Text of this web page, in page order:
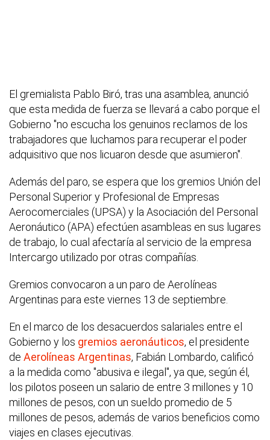
El gremialista Pablo Biró, tras una asamblea, anunció
que esta medida de fuerza se llevará a cabo porque el
Gobierno "no escucha los genuinos reclamos de los
trabajadores que luchamos para recuperar el poder
adquisitivo que nos licuaron desde que asumieron".
Además del paro, se espera que los gremios Unión del
Personal Superior y Profesional de Empresas
Aerocomerciales (UPSA) y la Asociación del Personal
Aeronáutico (APA) efectúen asambleas en sus lugares
de trabajo, lo cual afectaría al servicio de la empresa
Intercargo utilizado por otras compañías.
Gremios convocaron a un paro de Aerolíneas
Argentinas para este viernes 13 de septiembre.
En el marco de los desacuerdos salariales entre el
Gobierno y los gremios aeronáuticos, el presidente
de Aerolíneas Argentinas, Fabián Lombardo, calificó
a la medida como "abusiva e ilegal", ya que, según él,
los pilotos poseen un salario de entre 3 millones y 10
millones de pesos, con un sueldo promedio de 5
millones de pesos, además de varios beneficios como
viajes en clases ejecutivas.